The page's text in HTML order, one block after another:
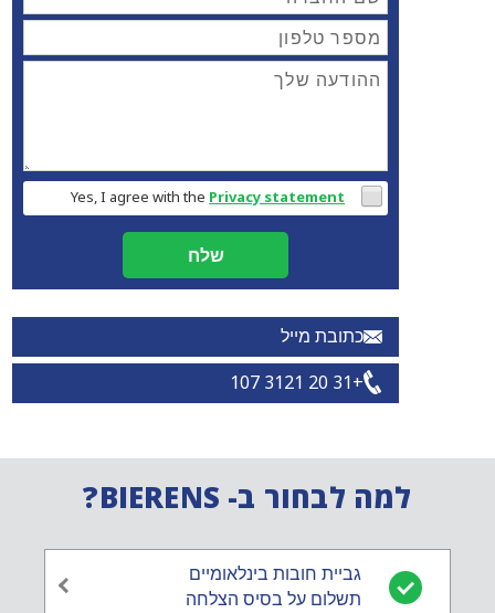
Yes, I agree with the Privacy statement
שלח
כתובת מייל
+31 20 3121 107
למה לבחור ב- BIERENS?
גביית חובות בינלאומיים
תשלום על בסיס הצלחה